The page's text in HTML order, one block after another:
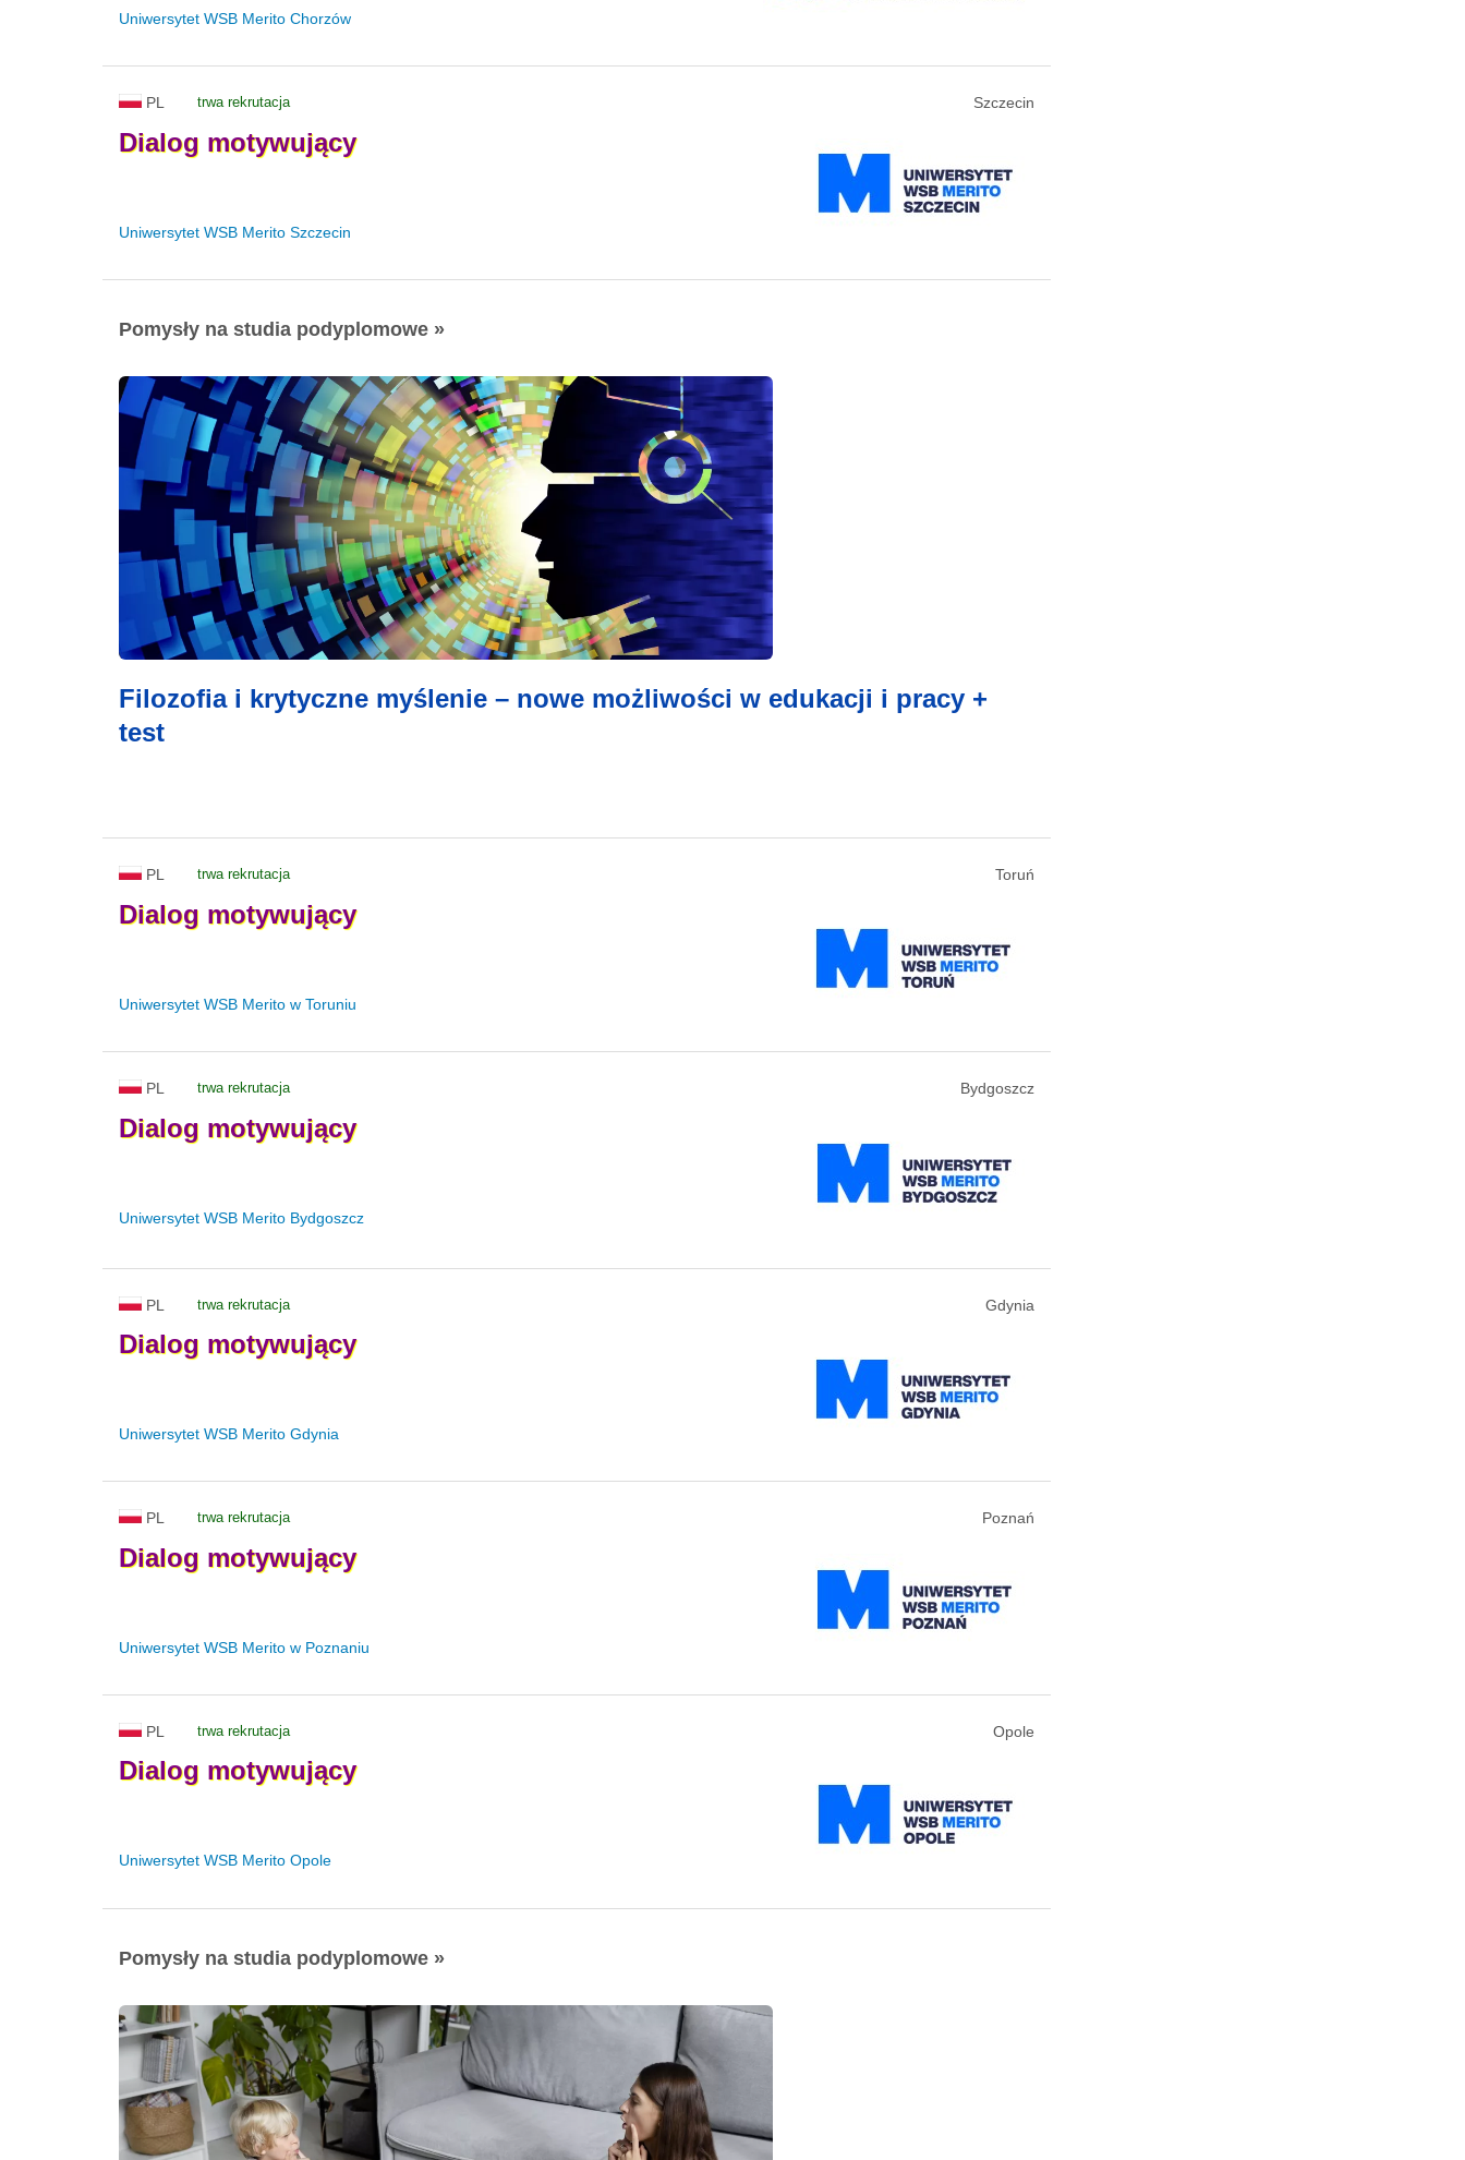
Uniwersytet WSB Merito Chorzów
PL trwa rekrutacja Szczecin
Dialog motywujący
Uniwersytet WSB Merito Szczecin
Pomysły na studia podyplomowe »
Filozofia i krytyczne myślenie – nowe możliwości w edukacji i pracy +
test
PL trwa rekrutacja Toruń
Dialog motywujący
Uniwersytet WSB Merito w Toruniu
PL trwa rekrutacja Bydgoszcz
Dialog motywujący
Uniwersytet WSB Merito Bydgoszcz
PL trwa rekrutacja Gdynia
Dialog motywujący
Uniwersytet WSB Merito Gdynia
PL trwa rekrutacja Poznań
Dialog motywujący
Uniwersytet WSB Merito w Poznaniu
PL trwa rekrutacja Opole
Dialog motywujący
Uniwersytet WSB Merito Opole
Pomysły na studia podyplomowe »